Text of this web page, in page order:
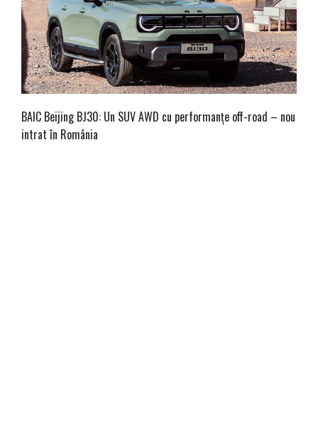
BAIC Beijing BJ30: Un SUV AWD cu performanțe off-road – nou
intrat în România